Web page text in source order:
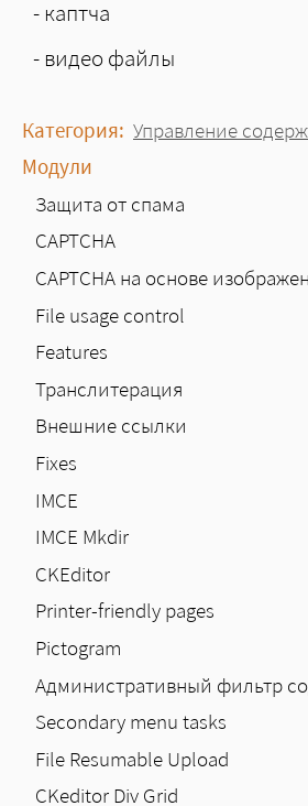
- каптча
- видео файлы
Категория: Управление
Модули
Защита от спама
CAPTCHA
CAPTCHA на основе
File usage control
Features
Транслитерация
Внешние ссылки
Fixes
IMCE
IMCE Mkdir
CKEditor
Printer-friendly pages
Pictogram
Административный фильтр
Secondary menu tasks
File Resumable Upload
CKeditor Div Grid